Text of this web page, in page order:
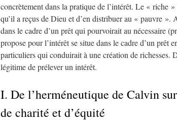
concrètement dans la pratique de l’intérêt. Le « riche
qu’il a reçus de Dieu et d’en distribuer au « pauvre
dans le cadre d’un prêt qui pourvoirait au nécessaire
propose pour l’intérêt se situe dans le cadre d’un prêt
particuliers qui conduirait à une création de richesses.
légitime de prélever un intérêt.
I. De l’herméneutique de Calvin
de charité et d’équité